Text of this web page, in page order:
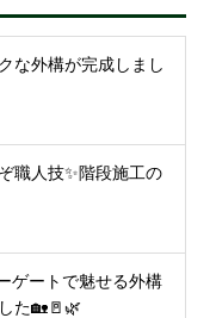
な外構が完成しまし
職人技✨階段施工の
ゲートで魅せる外構
た🏡🚪🌿